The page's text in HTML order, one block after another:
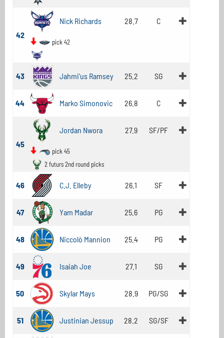
42
Nick Richards 28.7 C
pick 42
43 Jahmi'us Ramsey 25.2 SG
44 Marko Simonovic 26.8 C
45
Jordan Nwora 27.9 SF/PF
pick 45
2 futurs 2nd round picks
46 C.J. Elleby 26.1 SF
47 Yam Madar 25.6 PG
48 Niccolò Mannion 25.4 PG
49 Isaiah Joe 27.1 SG
50 Skylar Mays 28.9 PG/SG
51 Justinian Jessup 28.2 SG/SF